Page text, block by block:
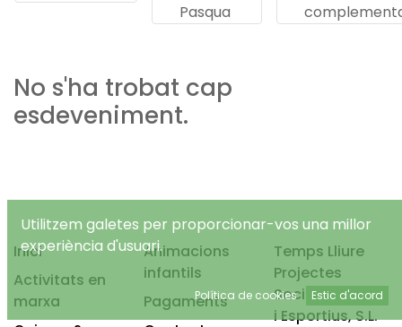
Pasqua
No s'ha trobat cap
esdeveniment.
Inici
Activitats en
marxa
Animacions
infantils
Pagaments
Temps Lliure
Projectes
Socioeducatius
i Esportius, S.L.
Utilitzem galetes per proporcionar-vos una millor
experiència d'usuari.
Política de cookies Estic d'acord